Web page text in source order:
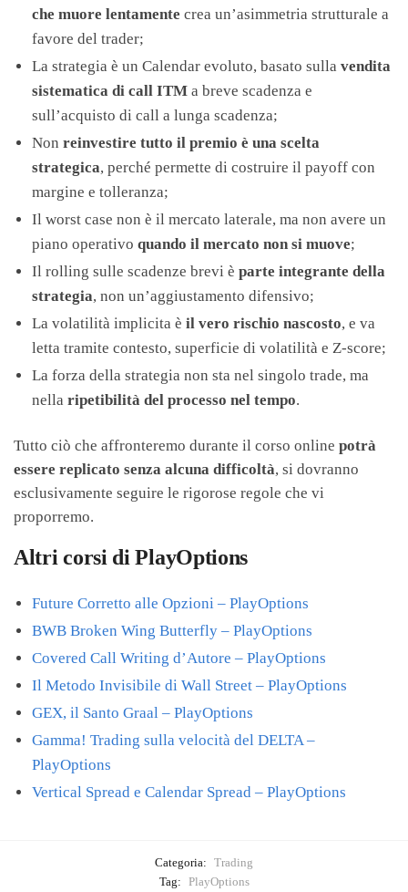
che muore lentamente crea un’asimmetria strutturale a
favore del trader;
La strategia è un Calendar evoluto, basato sulla vendita
sistematica di call ITM a breve scadenza e
sull’acquisto di call a lunga scadenza;
Non reinvestire tutto il premio è una scelta
strategica, perché permette di costruire il payoff con
margine e tolleranza;
Il worst case non è il mercato laterale, ma non avere un
piano operativo quando il mercato non si muove;
Il rolling sulle scadenze brevi è parte integrante della
strategia, non un’aggiustamento difensivo;
La volatilità implicita è il vero rischio nascosto, e va
letta tramite contesto, superficie di volatilità e Z-score;
La forza della strategia non sta nel singolo trade, ma
nella ripetibilità del processo nel tempo.
Tutto ciò che affronteremo durante il corso online potrà
essere replicato senza alcuna difficoltà, si dovranno
esclusivamente seguire le rigorose regole che vi
proporremo.
Altri corsi di PlayOptions
Future Corretto alle Opzioni – PlayOptions
BWB Broken Wing Butterfly – PlayOptions
Covered Call Writing d’Autore – PlayOptions
Il Metodo Invisibile di Wall Street – PlayOptions
GEX, il Santo Graal – PlayOptions
Gamma! Trading sulla velocità del DELTA –
PlayOptions
Vertical Spread e Calendar Spread – PlayOptions
Categoria: Trading
Tag: PlayOptions